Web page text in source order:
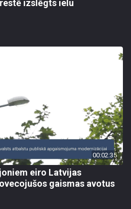
izslēgts ielu
00:02:35
eiro Latvijas
gaismas avotus